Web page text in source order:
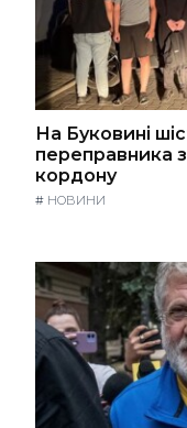
На Буковині
переправника
кордону
# НОВИНИ